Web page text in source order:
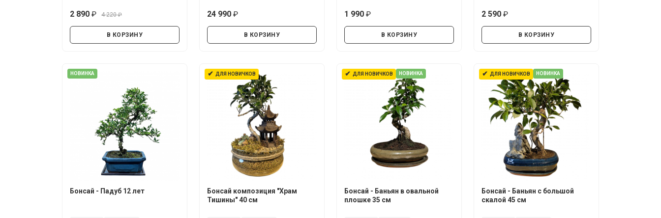
2 890
4 220
В КОРЗИНУ
24 990
В КОРЗИНУ
1 990
В КОРЗИНУ
2 590
В КОРЗИНУ
НОВИНКА
Бонсай - Падуб 12 лет
✔ ДЛЯ НОВИЧКОВ
Бонсай композиция "Храм
Тишины" 40 см
✔ ДЛЯ НОВИЧКОВ НОВИНКА
Бонсай - Баньян в овальной
плошке 35 см
✔ ДЛЯ НОВИЧКОВ НОВИНКА
Бонсай - Баньян с большой
скалой 45 см